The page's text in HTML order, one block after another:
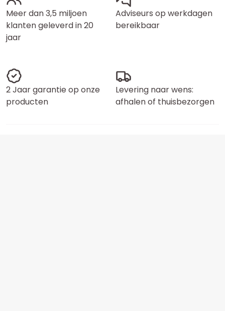
Meer dan 3,5 miljoen
klanten geleverd in 20
jaar
Adviseurs op werkdagen
bereikbaar
2 Jaar garantie op onze
producten
Levering naar wens:
afhalen of thuisbezorgen